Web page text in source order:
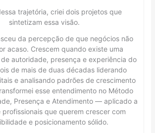
trajetória, criei dois projetos que
sintetizam essa visão.
da percepção de que negócios não
acaso. Crescem quando existe uma
autoridade, presença e experiência do
de mais de duas décadas liderando
e analisando padrões de crescimento
esse entendimento no Método
Presença e Atendimento — aplicado a
profissionais que querem crescer com
e posicionamento sólido.